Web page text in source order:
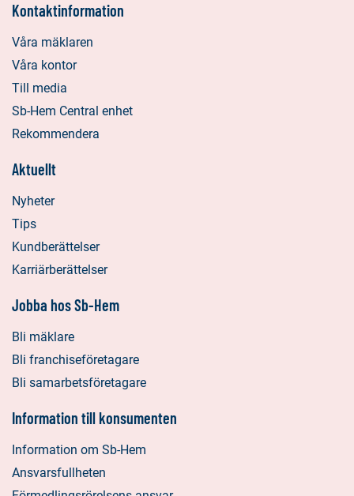
Kontaktinformation
Våra mäklaren
Våra kontor
Till media
Sb-Hem Central enhet
Rekommendera
Aktuellt
Nyheter
Tips
Kundberättelser
Karriärberättelser
Jobba hos Sb-Hem
Bli mäklare
Bli franchiseföretagare
Bli samarbetsföretagare
Information till konsumenten
Information om Sb-Hem
Ansvarsfullheten